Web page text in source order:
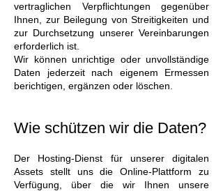
vertraglichen Verpflichtungen gegenüber
Ihnen, zur Beilegung von Streitigkeiten und
zur Durchsetzung unserer Vereinbarungen
erforderlich ist.
Wir können unrichtige oder unvollständige
Daten jederzeit nach eigenem Ermessen
berichtigen, ergänzen oder löschen.
Wie schützen wir die Daten?
Der Hosting-Dienst für unserer digitalen
Assets stellt uns die Online-Plattform zu
Verfügung, über die wir Ihnen unsere